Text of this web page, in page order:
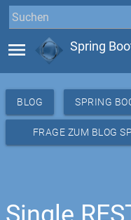
menu
BLOG SPRING
FRAGE ZUM BLOG
Single